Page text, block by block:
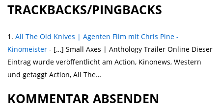
TRACKBACKS/PINGBACKS
All The Old Knives | Agenten Film mit Chris Pine -
Kinomeister - […] Small Axes | Anthology Trailer Online Dieser
Eintrag wurde veröffentlicht am Action, Kinonews, Western
und getaggt Action, All The…
KOMMENTAR ABSENDEN